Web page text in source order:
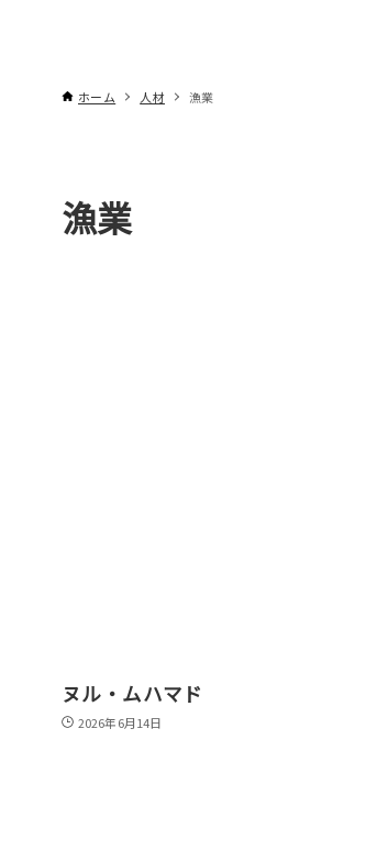
ホーム 人材 漁業
漁業
ヌル・ムハマド
2026年6月14日